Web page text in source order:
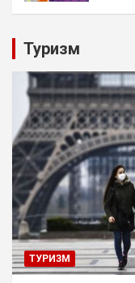
Туризм
ТУРИЗМ